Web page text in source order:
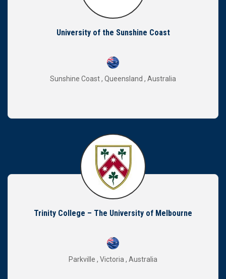
University of the Sunshine Coast
Sunshine Coast , Queensland , Australia
Trinity College – The University of Melbourne
Parkville , Victoria , Australia